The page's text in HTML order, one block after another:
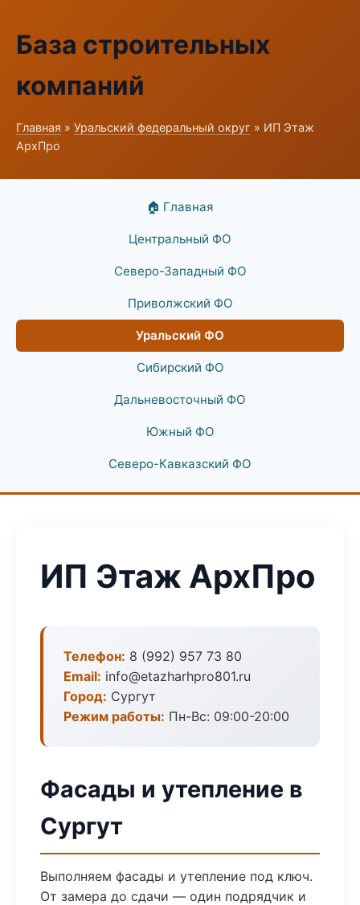
База строительных
компаний
Главная » Уральский федеральный округ » ИП Этаж
АрхПро
🏠 Главная
Центральный ФО
Северо-Западный ФО
Приволжский ФО
Уральский ФО
Сибирский ФО
Дальневосточный ФО
Южный ФО
Северо-Кавказский ФО
ИП Этаж АрхПро
Телефон: 8 (992) 957 73 80
Email: info@etazharhpro801.ru
Город: Сургут
Режим работы: Пн-Вс: 09:00-20:00
Фасады и утепление в
Сургут
Выполняем фасады и утепление под ключ.
От замера до сдачи — один подрядчик и